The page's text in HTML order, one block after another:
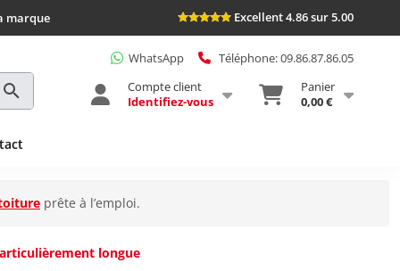
marque Excellent 4.86 sur 5.00
WhatsApp
Téléphone: 09.86.87.86.05
Compte client
Identifiez-vous
Panier
0,00 €
prête à l’emploi.
longue